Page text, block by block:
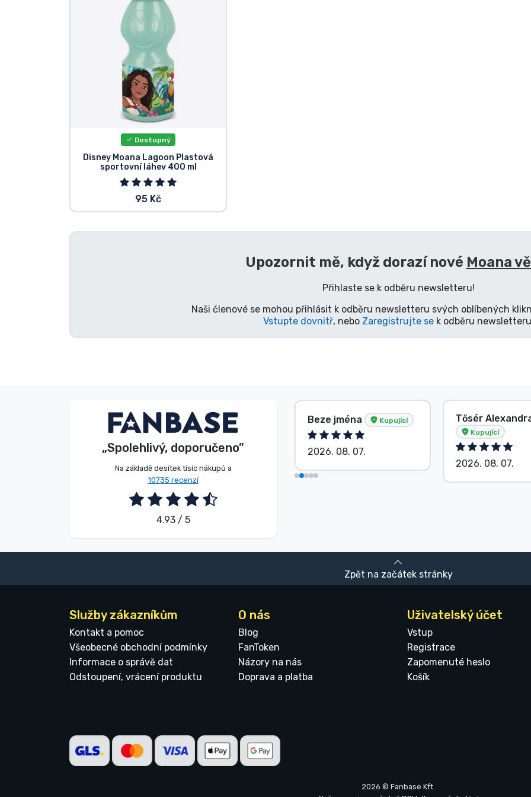
Dostupný
Disney Moana Lagoon Plastová
sportovní láhev 400 ml
95 Kč
Upozornit mě, když dorazí nové Moana
Přihlaste se k odběru newsletteru!
Naši členové se mohou přihlásit k odběru newsletteru svých oblíbených
Vstupte dovnitř, nebo Zaregistrujte sek odběru
„Spolehlivý, doporučeno”
Na základě desítek tisíc nákupů a
10735 recenzí
4.93 / 5
S. Kevin Kupující
2026. 08. 07.
Beze jména Kupující
2026. 08. 07.
Tősér
Kupující
2026. 08. 07.
Zpět na začátek stránky
Služby zákazníkům
Kontakt a pomoc
Všeobecné obchodní podmínky
Informace o správě dat
Odstoupení, vrácení produktu
O nás
Blog
FanToken
Názory na nás
Doprava a platba
Uživatelský účet
Vstup
Registrace
Zapomenuté heslo
Košík
2026 © Fanbase Kft.
Hráčské věci